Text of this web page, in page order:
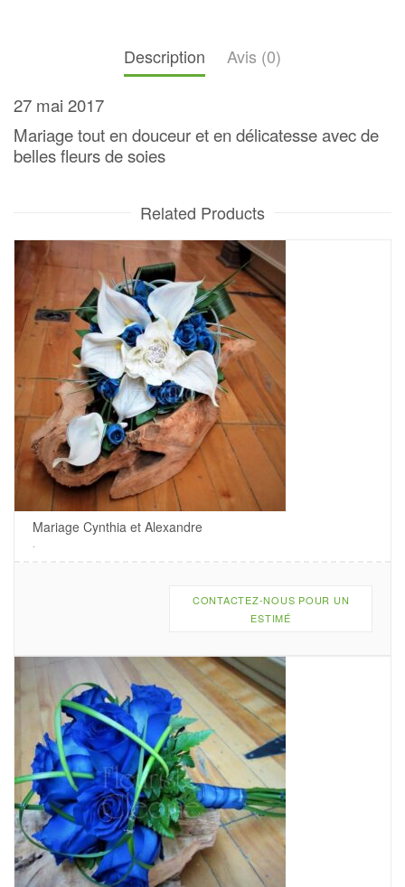
Description Avis (0)
27 mai 2017
Mariage tout en douceur et en délicatesse avec de
belles fleurs de soies
Related Products
Mariage Cynthia et Alexandre
CONTACTEZ-NOUS POUR UN
ESTIMÉ